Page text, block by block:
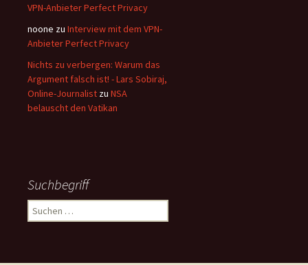
VPN-Anbieter Perfect Privacy
noone zu Interview mit dem VPN-
Anbieter Perfect Privacy
Nichts zu verbergen: Warum das
Argument falsch ist! - Lars Sobiraj,
Online-Journalist zu NSA
belauscht den Vatikan
Suchbegriff
Suchen
nach: